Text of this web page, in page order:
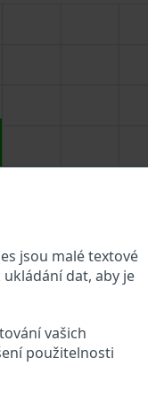
jsou malé textové
dat, aby je
vašich
použitelnosti
jaké údaje o